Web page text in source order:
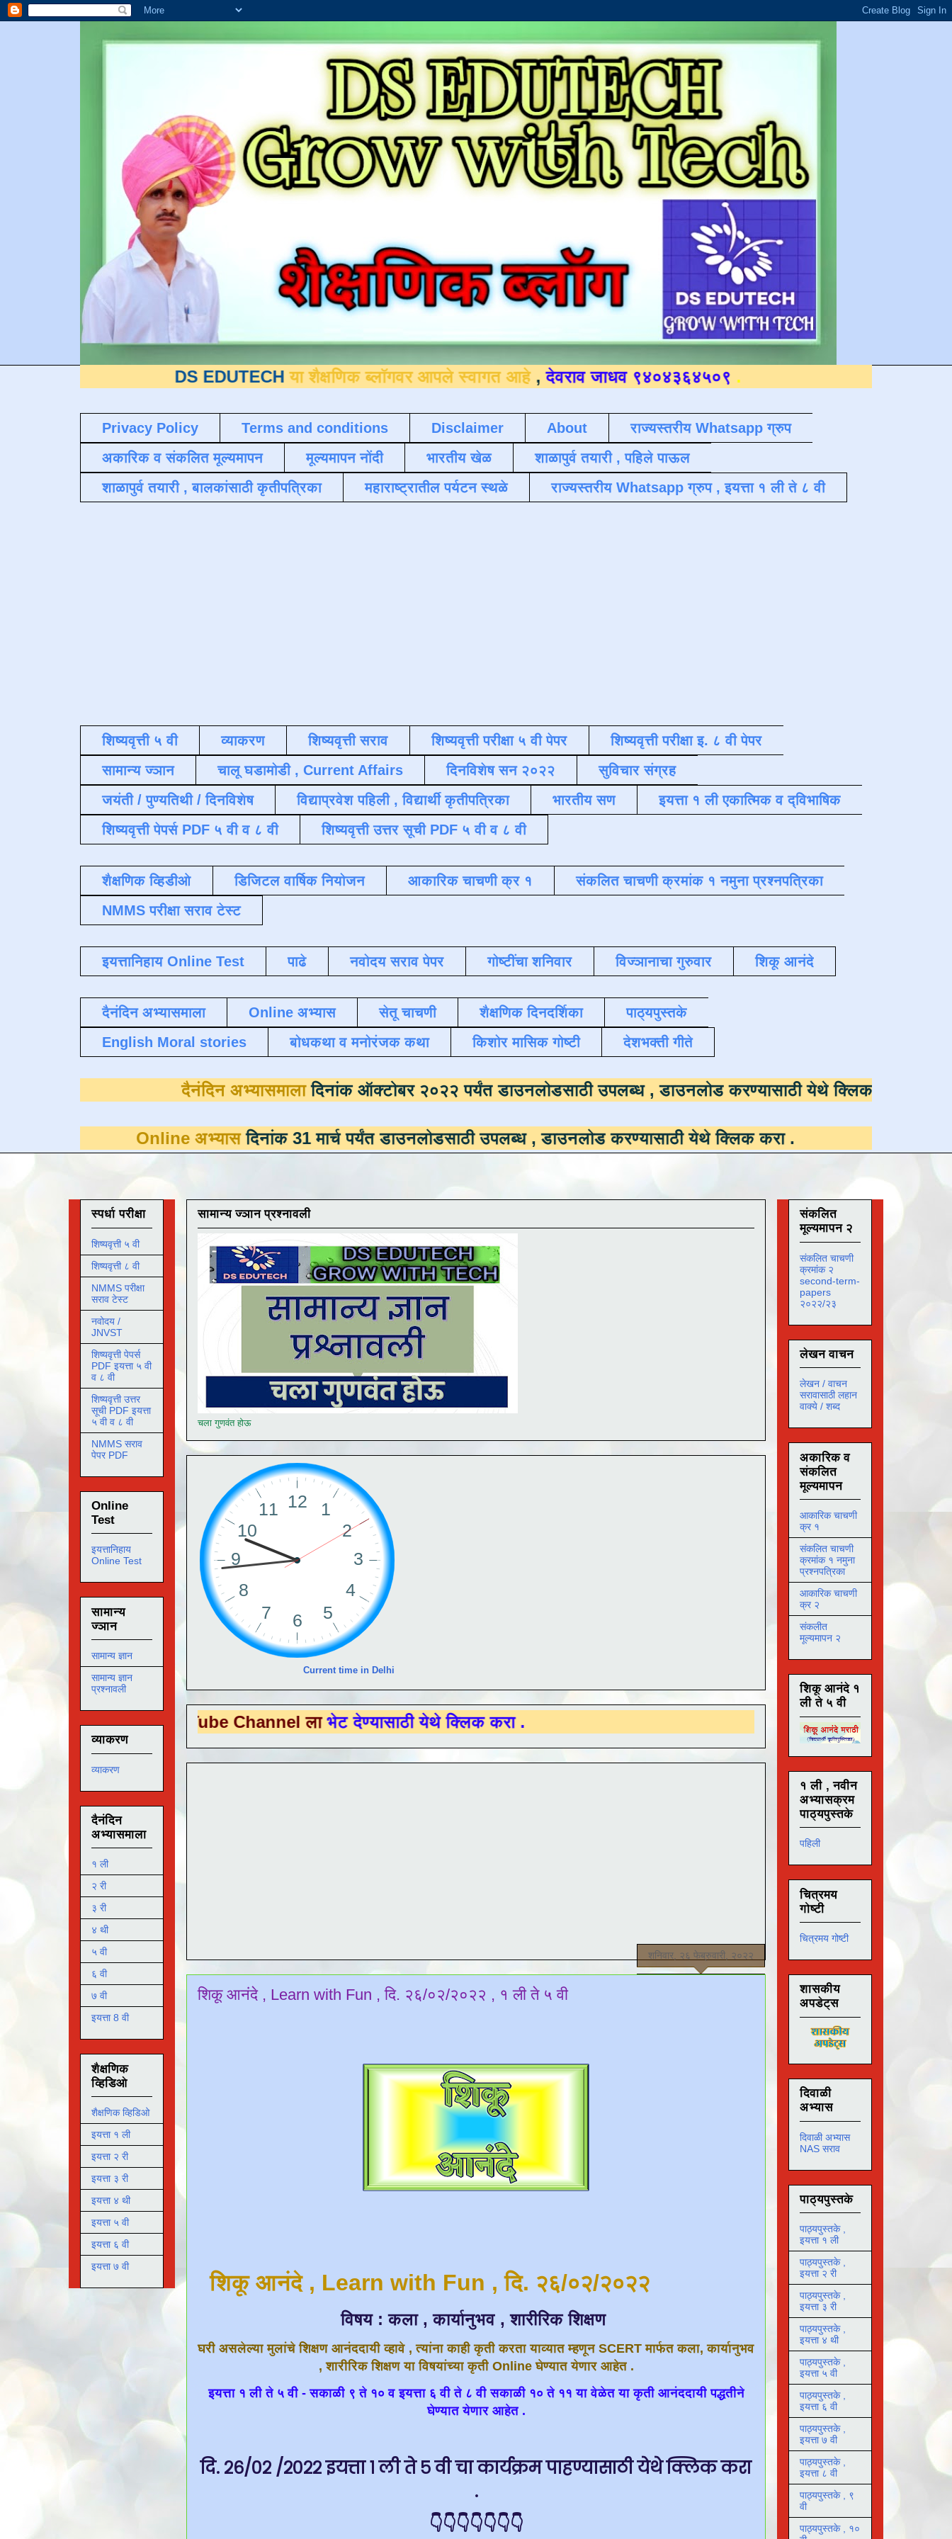
DS EDUTECH या शैक्षणिक ब्लॉगवर आपले स्वागत आहे ,देवराव जाधव ९४०४३६४५०९ .
Privacy Policy Terms and conditions Disclaimer About
राज्यस्तरीय Whatsapp ग्रुप
अकारिक व संकलित मूल्यमापन
मूल्यमापन नोंदी भारतीय खेळ
शाळापुर्व तयारी , पहिले पाऊल
शाळापुर्व तयारी , बालकांसाठी कृतीपत्रिका
महाराष्ट्रातील पर्यटन स्थळे राज्यस्तरीय Whatsapp ग्रुप , इयत्ता १ ली ते ८ वी
शिष्यवृत्ती ५ वी व्याकरण शिष्यवृत्ती सराव शिष्यवृत्ती परीक्षा ५ वी पेपर
शिष्यवृत्ती परीक्षा इ. ८ वी पेपर
सामान्य ज्ञान
चालू घडामोडी , Current Affairs दिनविशेष सन २०२२
सुविचार संग्रह
जयंती / पुण्यतिथी / दिनविशेष
विद्याप्रवेश पहिली , विद्यार्थी कृतीपत्रिका भारतीय सण
इयत्ता १ ली एकात्मिक व द्विभाषिक
शिष्यवृत्ती पेपर्स PDF ५ वी व ८ वी
शिष्यवृत्ती उत्तर सूची PDF ५ वी व ८ वी
शैक्षणिक व्हिडीओ डिजिटल वार्षिक नियोजन आकारिक चाचणी क्र १
संकलित चाचणी क्रमांक १ नमुना प्रश्नपत्रिका
NMMS परीक्षा सराव टेस्ट
इयत्तानिहाय Online Test पाढे नवोदय सराव पेपर गोष्टींचा शनिवार विज्ञानाचा गुरुवार शिकू आनंदे
दैनंदिन अभ्यासमाला Online अभ्यास सेतू चाचणी शैक्षणिक दिनदर्शिका
पाठ्यपुस्तके
English Moral stories
बोधकथा व मनोरंजक कथा किशोर मासिक गोष्टी देशभक्ती गीते
दैनंदिन अभ्यासमालादिनांक ऑक्टोबर २०२२ पर्यंत डाउनलोडसाठी उपलब्ध ,डाउनलोड करण्यासाठी येथे क्लिक
Online अभ्यासदिनांक 31 मार्च पर्यंत डाउनलोडसाठी उपलब्ध ,डाउनलोड करण्यासाठी येथे क्लिक करा.
सामान्य ज्ञान प्रश्नावली
चला गुणवंत होऊ
Current time in Delhi
या You Tube Channel लाभेट देण्यासाठी येथे क्लिक करा .
शनिवार, २६ फेब्रुवारी, २०२२
शिकू आनंदे , Learn with Fun , दि. २६/०२/२०२२ , १ ली ते ५ वी
शिकू आनंदे , Learn with Fun , दि. २६/०२/२०२२
विषय : कला , कार्यानुभव , शारीरिक शिक्षण
घरी असलेल्या मुलांचे शिक्षण आनंददायी व्हावे , त्यांना काही कृती करता याव्यात म्हणून SCERT मार्फत कला, कार्यानुभव
, शारीरिक शिक्षण या विषयांच्या कृती Online घेण्यात येणार आहेत .
इयत्ता १ ली ते ५ वी - सकाळी ९ ते १० व इयत्ता ६ वी ते ८ वी सकाळी १० ते ११ या वेळेत या कृती आनंददायी पद्धतीने
घेण्यात येणार आहेत .
दि. २६/०२ /२०२२ इयत्ता १ ली ते ५ वी चा कार्यक्रम पाहण्यासाठी येथे क्लिक करा
.
👇👇👇👇👇👇👇
स्पर्धा परीक्षा
शिष्यवृत्ती ५ वी
शिष्यवृत्ती ८ वी
NMMS परीक्षा
सराव टेस्ट
नवोदय /
JNVST
शिष्यवृत्ती पेपर्स
PDF इयत्ता ५ वी
व ८ वी
शिष्यवृत्ती उत्तर
सूची PDF इयत्ता
५ वी व ८ वी
NMMS सराव
पेपर PDF
Online
Test
इयत्तानिहाय
Online Test
सामान्य
ज्ञान
सामान्य ज्ञान
सामान्य ज्ञान
प्रश्नावली
व्याकरण
व्याकरण
दैनंदिन
अभ्यासमाला
१ ली
२ री
३ री
४ थी
५ वी
६ वी
७ वी
इयत्ता 8 वी
शैक्षणिक
व्हिडिओ
शैक्षणिक व्हिडिओ
इयत्ता १ ली
इयत्ता २ री
इयत्ता ३ री
इयत्ता ४ थी
इयत्ता ५ वी
इयत्ता ६ वी
इयत्ता ७ वी
संकलित
मूल्यमापन २
संकलित चाचणी
क्रमांक २
second-term-
papers
२०२२/२३
लेखन वाचन
लेखन / वाचन
सरावासाठी लहान
वाक्ये / शब्द
अकारिक व
संकलित
मूल्यमापन
आकारिक चाचणी
क्र १
संकलित चाचणी
क्रमांक १ नमुना
प्रश्नपत्रिका
आकारिक चाचणी
क्र २
संकलीत
मूल्यमापन २
शिकू आनंदे १
ली ते ५ वी
१ ली , नवीन
अभ्यासक्रम
पाठ्यपुस्तके
पहिली
चित्रमय
गोष्टी
चित्रमय गोष्टी
शासकीय
अपडेट्स
दिवाळी
अभ्यास
दिवाळी अभ्यास
NAS सराव
पाठ्यपुस्तके
पाठ्यपुस्तके ,
इयत्ता १ ली
पाठ्यपुस्तके ,
इयत्ता २ री
पाठ्यपुस्तके ,
इयत्ता ३ री
पाठ्यपुस्तके ,
इयत्ता ४ थी
पाठ्यपुस्तके ,
इयत्ता ५ वी
पाठ्यपुस्तके ,
इयत्ता ६ वी
पाठ्यपुस्तके ,
इयत्ता ७ वी
पाठ्यपुस्तके ,
इयत्ता ८ वी
पाठ्यपुस्तके , ९
वी
पाठ्यपुस्तके , १०